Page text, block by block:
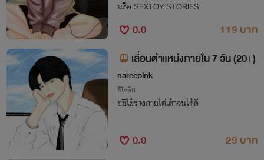
นชื่อ SEXTOY STORIES
0.0
119 บาท
เลื่อนตำแหน่งภายใน 7 วัน (20+)
nareepink
อีโรติก
อชิใช้ร่างกายไต่เต้าจนได้ดี
0.0
29 บาท